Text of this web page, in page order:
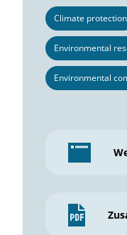
Climate protection
Environmental
Environmental